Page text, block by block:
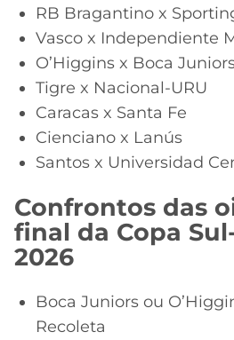
RB Bragantino x
Vasco x Independiente
O’Higgins x Boca
Tigre x Nacional-URU
Caracas x Santa Fe
Cienciano x Lanús
Santos x Universidad
Confrontos das
final da Copa
2026
Boca Juniors ou
Recoleta